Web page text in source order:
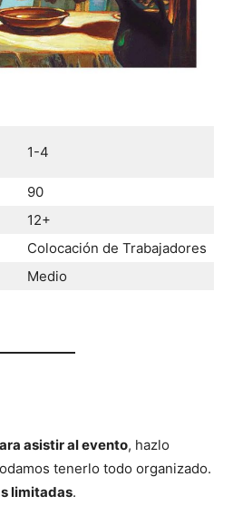
1-4
90
12+
Colocación de Trabajadores
Medio
asistir al evento, hazlo
tenerlo todo organizado.
limitadas.